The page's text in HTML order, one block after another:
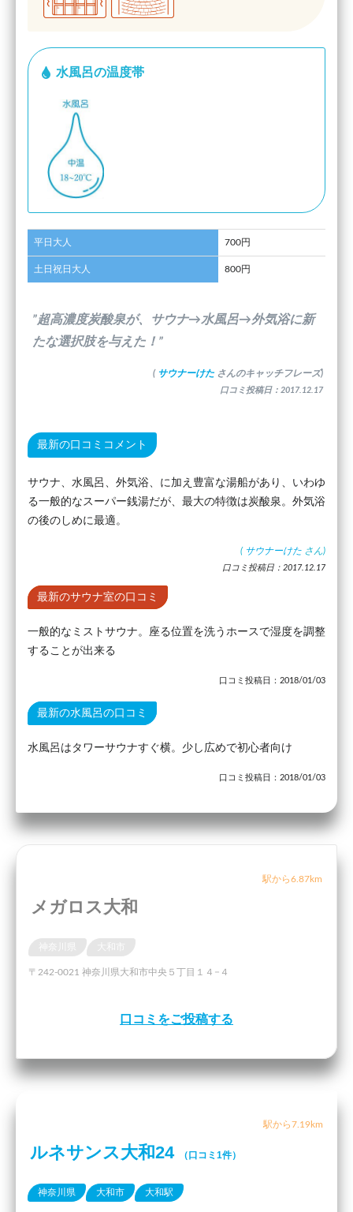
水風呂の温度帯
平日大人 700円
土日祝日大人 800円
”超高濃度炭酸泉が、サウナ→水風呂→外気浴に新
たな選択肢を与えた！”
( サウナーけた さんのキャッチフレーズ)
口コミ投稿日：2017.12.17
最新の口コミコメント
サウナ、水風呂、外気浴、に加え豊富な湯船があり、いわゆ
る一般的なスーパー銭湯だが、最大の特徴は炭酸泉。外気浴
の後のしめに最適。
( サウナーけた さん)
口コミ投稿日：2017.12.17
最新のサウナ室の口コミ
一般的なミストサウナ。座る位置を洗うホースで湿度を調整
することが出来る
口コミ投稿日：2018/01/03
最新の水風呂の口コミ
水風呂はタワーサウナすぐ横。少し広めで初心者向け
口コミ投稿日：2018/01/03
駅から6.87km
メガロス大和
〒242-0021 神奈川県大和市中央５丁目１４−４
口コミをご投稿する
駅から7.19km
ルネサンス大和24 （口コミ1件）
神奈川県 大和市 大和駅